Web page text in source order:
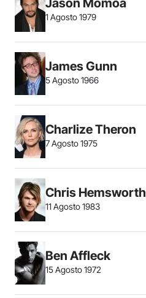
Jason Momoa
1 Agosto 1979
James Gunn
5 Agosto 1966
Charlize Theron
7 Agosto 1975
Chris Hemsworth
11 Agosto 1983
Ben Affleck
15 Agosto 1972